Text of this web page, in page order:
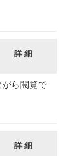
詳 細
ら閲覧で
詳 細